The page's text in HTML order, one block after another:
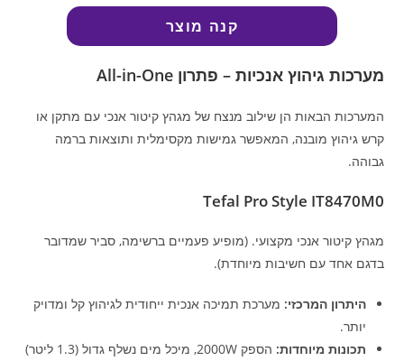
קנה מוצר
מערכות גיהוץ אנכיות – פתרון All-in-One
המערכות הבאות הן שילוב מנצח של מגהץ קיטור אנכי עם מתקן או
קרש גיהוץ מובנה, המאפשר גמישות מקסימלית ותוצאות ברמה
גבוהה.
Tefal Pro Style IT8470M0
מגהץ קיטור אנכי מקצועי. (מופיע פעמיים ברשימה, סביר שמדובר
בדגם אחד עם חשיבות מיוחדת).
היתרון המרכזי: מערכת תמיכה אנכית ייחודית לגיהוץ קל ומדויק
יותר.
תכונות מיוחדות:
הספק 2000W, מיכל מים נשלף גדול (1.3 ליטר)